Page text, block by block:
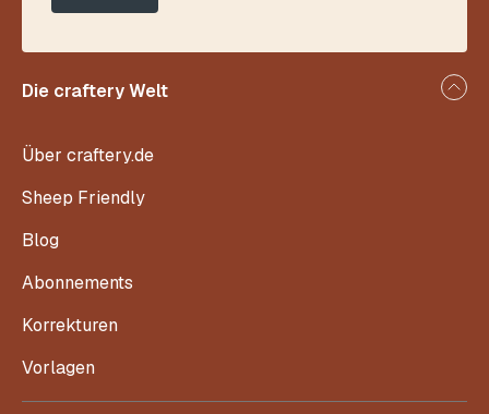
Die craftery Welt
Über craftery.de
Sheep Friendly
Blog
Abonnements
Korrekturen
Vorlagen